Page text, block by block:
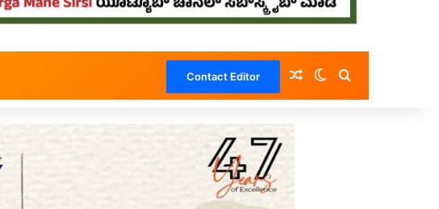
Contact Editor Random Article
Switch skin
Search for